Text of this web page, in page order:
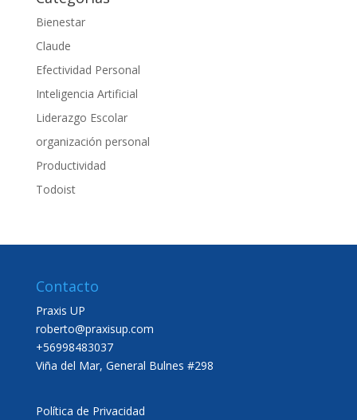
Bienestar
Claude
Efectividad Personal
Inteligencia Artificial
Liderazgo Escolar
organización personal
Productividad
Todoist
Contacto
Praxis UP
roberto@praxisup.com
+56998483037
Viña del Mar, General Bulnes #298
Política de Privacidad